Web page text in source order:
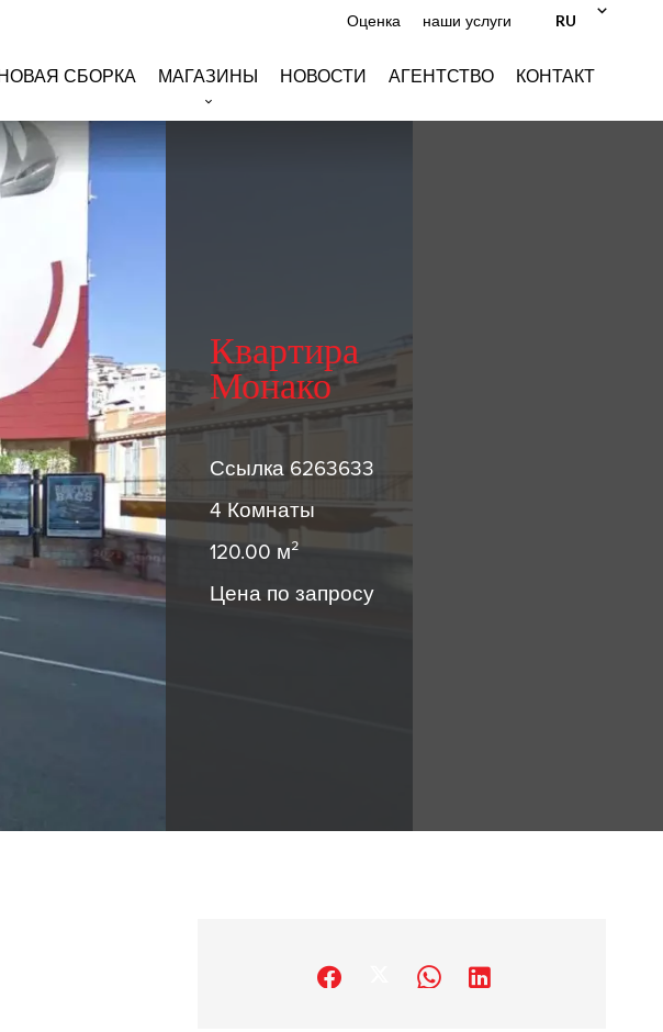
Оценка наши услуги RU
СБОРКА МАГАЗИНЫ НОВОСТИ АГЕНТСТВО КОНТАКТ
Квартира
Монако
Ссылка 6263633
4 Комнаты
120.00 м²
Цена по запросу